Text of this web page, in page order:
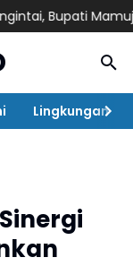
Bupati Mamuju
Lingkungan